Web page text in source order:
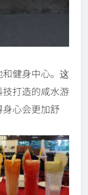
健身中心。这
打造的咸水游
心会更加舒